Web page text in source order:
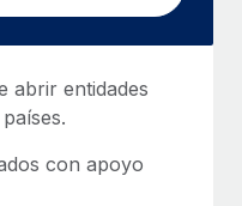
abrir entidades
con apoyo